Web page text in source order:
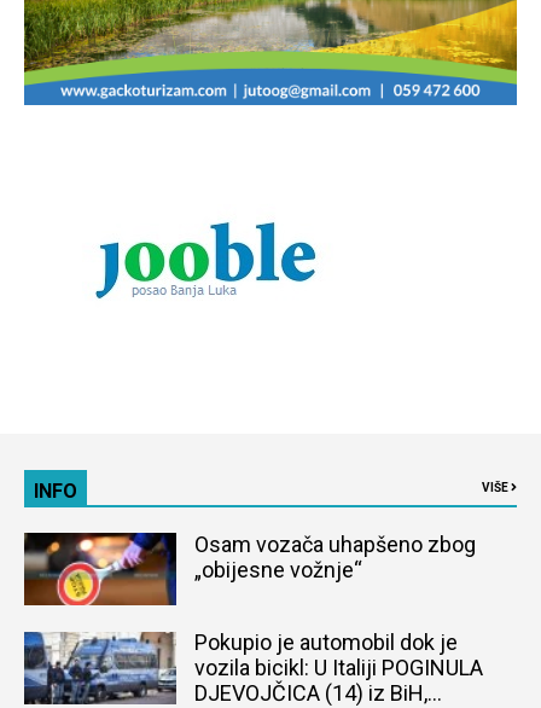
INFO VIŠE
Osam vozača uhapšeno zbog
„obijesne vožnje“
Pokupio je automobil dok je
vozila bicikl: U Italiji POGINULA
DJEVOJČICA (14) iz BiH,